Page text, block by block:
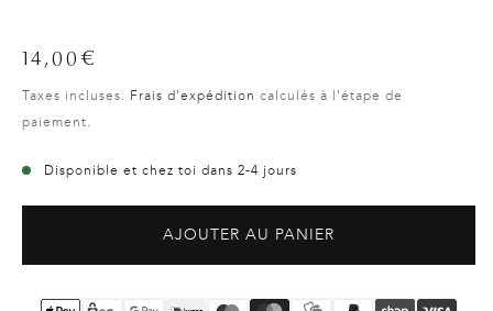
Prix
14,00€
Taxes incluses. Frais d'expédition calculés à l'étape de
paiement.
Disponible et chez toi dans 2-4 jours
AJOUTER AU PANIER